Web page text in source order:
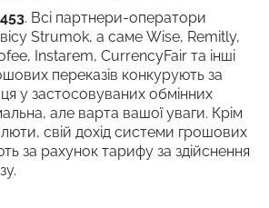
. Всі партнери-оператори
Strumok, а саме Wise, Remitly,
Instarem, CurrencyFair та інші
переказів конкурують за
у застосовуваних обмінних
але варта вашої уваги. Крім
свій дохід системи грошових
за рахунок тарифу за здійснення